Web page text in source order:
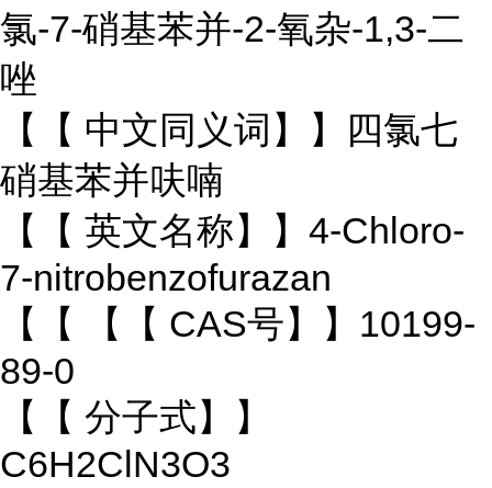
氯-7-硝基苯并-2-氧杂-1,3-二
唑
【【 中文同义词】】四氯七
硝基苯并呋喃
【【 英文名称】】4-Chloro-
7-nitrobenzofurazan
【【 【【 CAS号】】10199-
89-0
【【 分子式】】
C6H2ClN3O3